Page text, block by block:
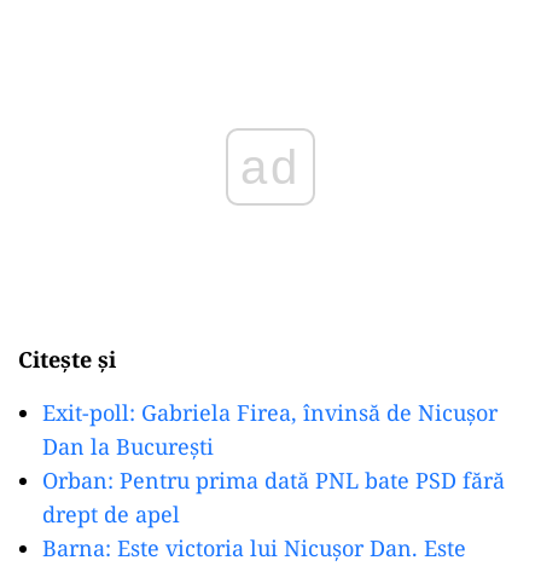
Citește și
Exit-poll: Gabriela Firea, învinsă de Nicușor
Dan la București
Orban: Pentru prima dată PNL bate PSD fără
drept de apel
Barna: Este victoria lui Nicușor Dan. Este